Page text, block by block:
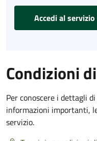
Accedi al servizio
Condizioni
Per conoscere i dettagli
informazioni importanti,
servizio.